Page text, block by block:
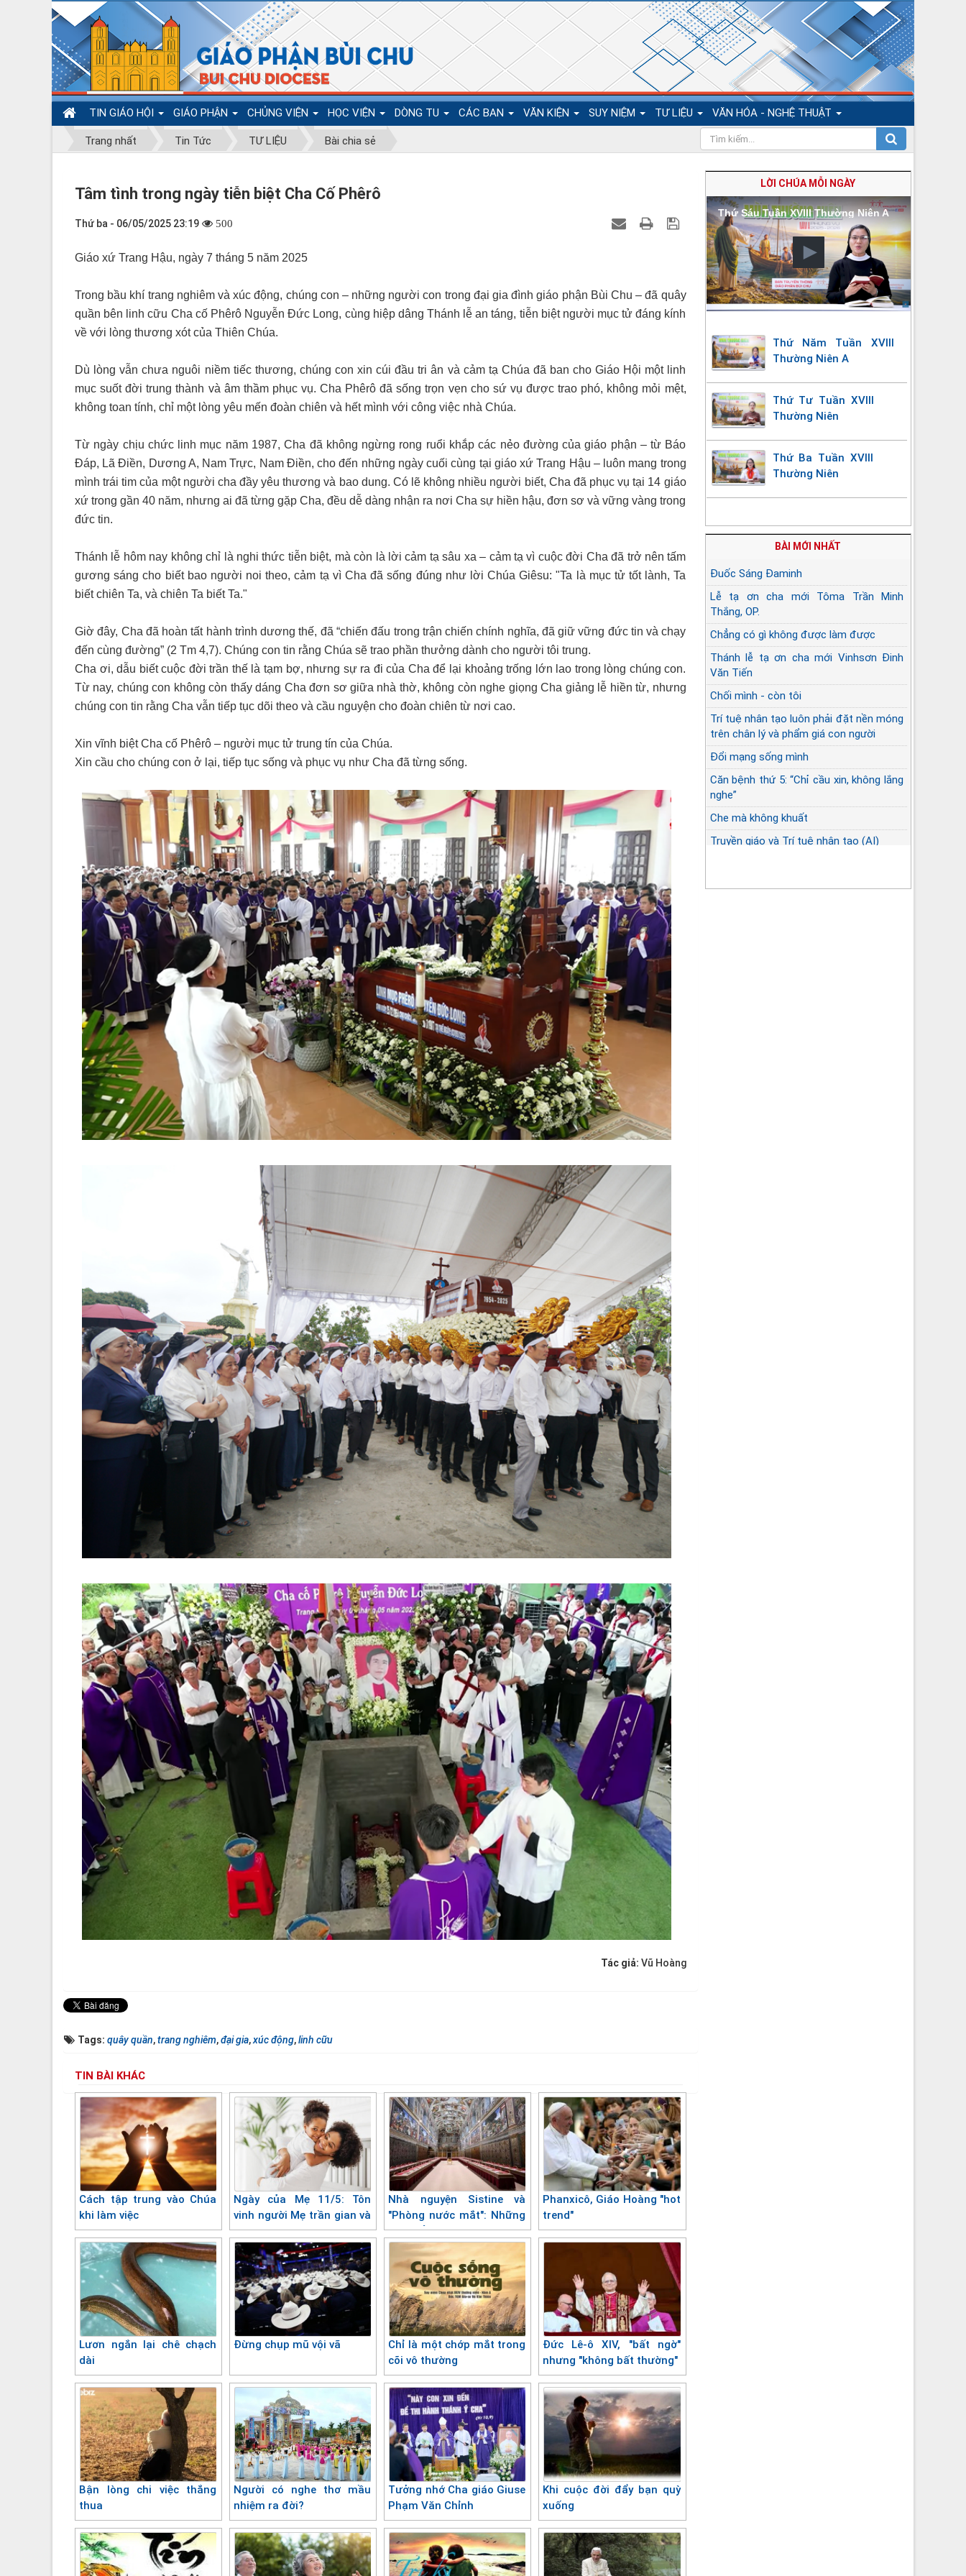
TIN GIÁO HỘI GIÁO PHẬN CHỦNG VIỆN HỌC VIỆN DÒNG TU CÁC BAN VĂN KIỆN SUY NIỆM TƯ LIỆU VĂN HÓA - NGHỆ THUẬT
Trang nhất Tin Tức TƯ LIỆU Bài chia sẻ
Tâm tình trong ngày tiễn biệt Cha Cố Phêrô
Thứ ba - 06/05/2025 23:19 500
Giáo xứ Trang Hậu, ngày 7 tháng 5 năm 2025
Trong bầu khí trang nghiêm và xúc động, chúng con – những người con trong đại gia đình giáo phận Bùi Chu – đã quây
quần bên linh cữu Cha cố Phêrô Nguyễn Đức Long, cùng hiệp dâng Thánh lễ an táng, tiễn biệt người mục tử đáng kính
về với lòng thương xót của Thiên Chúa.
Dù lòng vẫn chưa nguôi niềm tiếc thương, chúng con xin cúi đầu tri ân và cảm tạ Chúa đã ban cho Giáo Hội một linh
mục suốt đời trung thành và âm thầm phục vụ. Cha Phêrô đã sống trọn vẹn cho sứ vụ được trao phó, không mỏi mệt,
không toan tính, chỉ một lòng yêu mến đoàn chiên và hết mình với công việc nhà Chúa.
Từ ngày chịu chức linh mục năm 1987, Cha đã không ngừng rong ruổi khắp các nẻo đường của giáo phận – từ Báo
Đáp, Lã Điền, Dương A, Nam Trực, Nam Điền, cho đến những ngày cuối cùng tại giáo xứ Trang Hậu – luôn mang trong
mình trái tim của một người cha đầy yêu thương và bao dung. Có lẽ không nhiều người biết, Cha đã phục vụ tại 14 giáo
xứ trong gần 40 năm, nhưng ai đã từng gặp Cha, đều dễ dàng nhận ra nơi Cha sự hiền hậu, đơn sơ và vững vàng trong
đức tin.
Thánh lễ hôm nay không chỉ là nghi thức tiễn biệt, mà còn là lời cảm tạ sâu xa – cảm tạ vì cuộc đời Cha đã trở nên tấm
gương sáng cho biết bao người noi theo, cảm tạ vì Cha đã sống đúng như lời Chúa Giêsu: "Ta là mục tử tốt lành, Ta
biết chiên Ta, và chiên Ta biết Ta."
Giờ đây, Cha đã hoàn tất hành trình dương thế, đã “chiến đấu trong trận chiến chính nghĩa, đã giữ vững đức tin và chạy
đến cùng đường” (2 Tm 4,7). Chúng con tin rằng Chúa sẽ trao phần thưởng dành cho người tôi trung.
Cha ơi, dẫu biết cuộc đời trần thế là tạm bợ, nhưng sự ra đi của Cha để lại khoảng trống lớn lao trong lòng chúng con.
Từ nay, chúng con không còn thấy dáng Cha đơn sơ giữa nhà thờ, không còn nghe giọng Cha giảng lễ hiền từ, nhưng
chúng con tin rằng Cha vẫn tiếp tục dõi theo và cầu nguyện cho đoàn chiên từ nơi cao.
Xin vĩnh biệt Cha cố Phêrô – người mục tử trung tín của Chúa.
Xin cầu cho chúng con ở lại, tiếp tục sống và phục vụ như Cha đã từng sống.
Tác giả: Vũ Hoàng
Tags: quây quần,trang nghiêm,đại gia,xúc động,linh cữu
TIN BÀI KHÁC
Cách tập trung vào Chúa
khi làm việc
Ngày của Mẹ 11/5: Tôn
vinh người Mẹ trần gian và
người Mẹ thiên quốc
Nhà nguyện Sistine và
"Phòng nước mắt": Những
địa điểm linh thiêng trong
nghi thức bầu Giáo hoàng
Phanxicô, Giáo Hoàng "hot
trend"
Lươn ngắn lại chê chạch
dài
Đừng chụp mũ vội vã
Chỉ là một chớp mắt trong
cõi vô thường
Đức Lê-ô XIV, "bất ngờ"
nhưng "không bất thường"
Bận lòng chi việc thắng
thua
Người có nghe thơ mầu
nhiệm ra đời?
Tưởng nhớ Cha giáo Giuse
Phạm Văn Chỉnh
Khi cuộc đời đẩy bạn quỳ
xuống
LỜI CHÚA MỖI NGÀY
Thứ Sáu Tuần XVIII Thường Niên A
Thứ Năm Tuần XVIII
Thường Niên A
Thứ Tư Tuần XVIII
Thường Niên
Thứ Ba Tuần XVIII
Thường Niên
BÀI MỚI NHẤT
Đuốc Sáng Đaminh
Lễ tạ ơn cha mới Tôma Trần Minh
Thắng, OP.
Chẳng có gì không được làm được
Thánh lễ tạ ơn cha mới Vinhsơn Đinh
Văn Tiến
Chối mình - còn tôi
Trí tuệ nhân tạo luôn phải đặt nền móng
trên chân lý và phẩm giá con người
Đổi mạng sống mình
Căn bệnh thứ 5: “Chỉ cầu xin, không lắng
nghe”
Che mà không khuất
Truyền giáo và Trí tuệ nhân tạo (AI)